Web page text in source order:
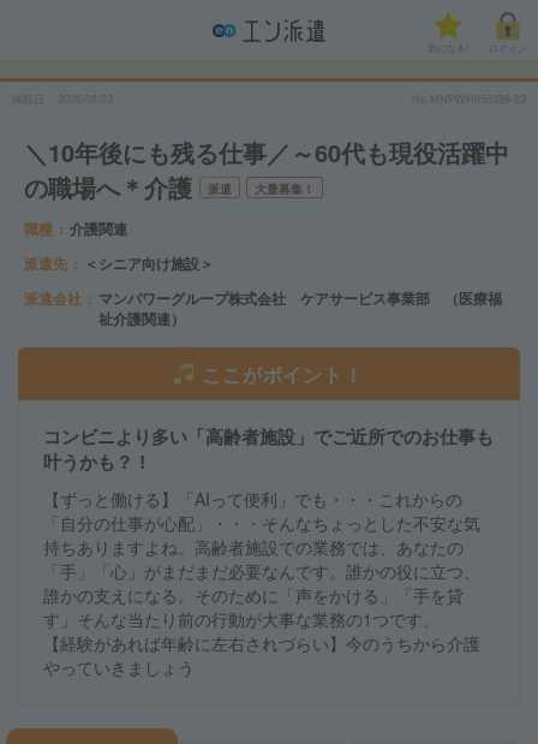
気になる!
No.MNPWH856386-23
＼10年後にも残る仕事／～60代も現役活躍中
の職場へ＊介護
派遣 大量募集！
職種
介護関連
派遣先
＜シニア向け施設＞
派遣会社
マンパワーグループ株式会社 ケアサービス事業部 （医療福
祉介護関連）
ここがポイント！
コンビニより多い「高齢者施設」でご近所でのお仕事も
叶うかも？！
【ずっと働ける】「AIって便利」でも・・・これからの
「自分の仕事が心配」・・・そんなちょっとした不安な気
持ちありますよね。高齢者施設での業務では、あなたの
「手」「心」がまだまだ必要なんです。誰かの役に立つ、
誰かの支えになる。そのために「声をかける」「手を貸
す」そんな当たり前の行動が大事な業務の1つです。
【経験があれば年齢に左右されづらい】今のうちから介護
やっていきましょう